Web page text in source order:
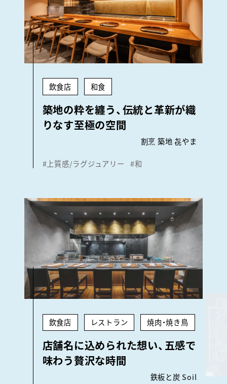
飲食店 和食
築地の粋を纏う、伝統と革新が織
りなす至極の空間
割烹 築地 㐂やま
#上質感/ラグジュアリー #和
飲食店 レストラン 焼肉・焼き鳥
店舗名に込められた想い、五感で
味わう贅沢な時間
鉄板と炭 Soil